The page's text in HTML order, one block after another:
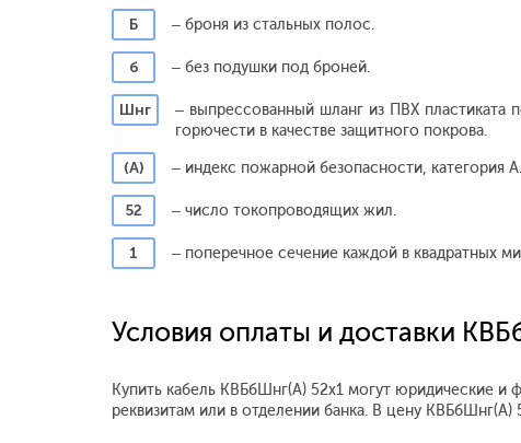
Б – броня из стальных полос.
б – без подушки под броней.
Шнг
– выпрессованный шланг из ПВХ пластиката
горючести в качестве защитного покрова.
(А)
– индекс пожарной безопасности, категория А.
52 – число токопроводящих жил.
1 – поперечное сечение каждой в квадратных
Условия оплаты и доставки
Купить кабель КВБбШнг(А) 52х1 могут юридические и
реквизитам или в отделении банка. В цену